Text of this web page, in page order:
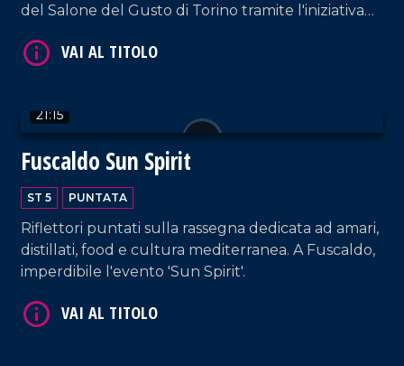
del Salone del Gusto di Torino tramite l'iniziativa
messo al centro il tema della biodiversità, ridefinita
21:15
Fuscaldo Sun Spirit
ST 5 PUNTATA
Riflettori puntati sulla rassegna dedicata ad amari,
distillati, food e cultura mediterranea. A Fuscaldo,
imperdibile l'evento 'Sun Spirit'.
VAI AL TITOLO